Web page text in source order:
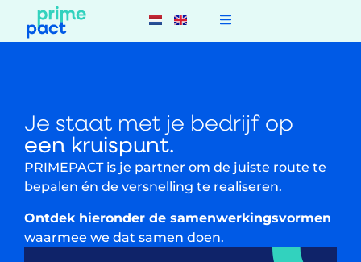
Je staat met je bedrijf op
een kruispunt.
PRIMEPACT is je partner om de juiste route te
bepalen én de versnelling te realiseren.​
Ontdek hieronder de samenwerkingsvormen
waarmee we dat samen doen.